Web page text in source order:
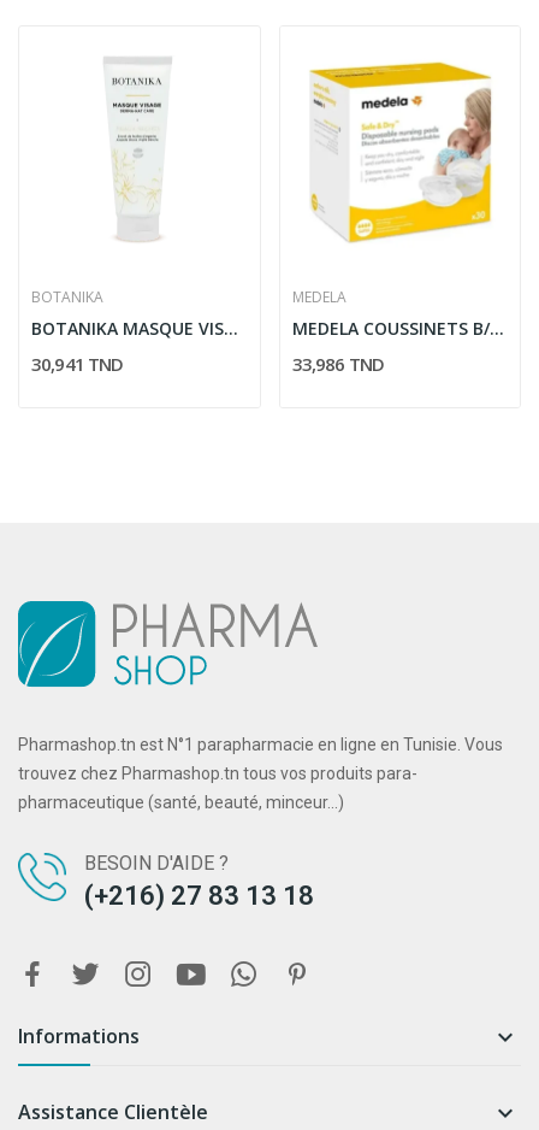
BOTANIKA
BOTANIKA MASQUE VISAGE PEAUX SECHES 125ML
30,941 TND
MEDELA
MEDELA COUSSINETS B/30 PCS
33,986 TND
Pharmashop.tn est N°1 parapharmacie en ligne en Tunisie. Vous
trouvez chez Pharmashop.tn tous vos produits para-
pharmaceutique (santé, beauté, minceur...)
BESOIN D'AIDE ?
(+216) 27 83 13 18
Informations 
Assistance Clientèle 